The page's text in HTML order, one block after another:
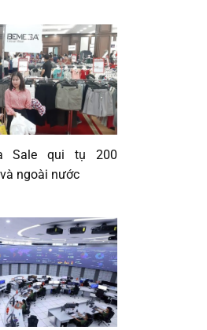
Sale qui tụ 200
ngoài nước